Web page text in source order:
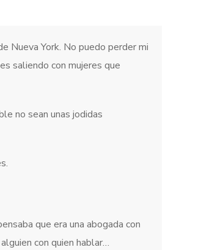
Nueva York. No puedo perder mi
saliendo con mujeres que
no sean unas jodidas
que era una abogada con
con quien hablar…